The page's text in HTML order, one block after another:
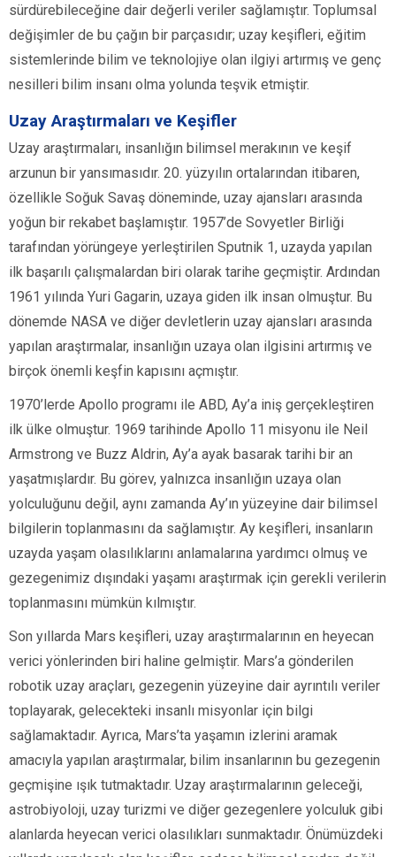
sürdürebileceğine dair değerli veriler sağlamıştır. Toplumsal
değişimler de bu çağın bir parçasıdır; uzay keşifleri, eğitim
sistemlerinde bilim ve teknolojiye olan ilgiyi artırmış ve genç
nesilleri bilim insanı olma yolunda teşvik etmiştir.
Uzay Araştırmaları ve Keşifler
Uzay araştırmaları, insanlığın bilimsel merakının ve keşif
arzunun bir yansımasıdır. 20. yüzyılın ortalarından itibaren,
özellikle Soğuk Savaş döneminde, uzay ajansları arasında
yoğun bir rekabet başlamıştır. 1957’de Sovyetler Birliği
tarafından yörüngeye yerleştirilen Sputnik 1, uzayda yapılan
ilk başarılı çalışmalardan biri olarak tarihe geçmiştir. Ardından
1961 yılında Yuri Gagarin, uzaya giden ilk insan olmuştur. Bu
dönemde NASA ve diğer devletlerin uzay ajansları arasında
yapılan araştırmalar, insanlığın uzaya olan ilgisini artırmış ve
birçok önemli keşfin kapısını açmıştır.
1970’lerde Apollo programı ile ABD, Ay’a iniş gerçekleştiren
ilk ülke olmuştur. 1969 tarihinde Apollo 11 misyonu ile Neil
Armstrong ve Buzz Aldrin, Ay’a ayak basarak tarihi bir an
yaşatmışlardır. Bu görev, yalnızca insanlığın uzaya olan
yolculuğunu değil, aynı zamanda Ay’ın yüzeyine dair bilimsel
bilgilerin toplanmasını da sağlamıştır. Ay keşifleri, insanların
uzayda yaşam olasılıklarını anlamalarına yardımcı olmuş ve
gezegenimiz dışındaki yaşamı araştırmak için gerekli verilerin
toplanmasını mümkün kılmıştır.
Son yıllarda Mars keşifleri, uzay araştırmalarının en heyecan
verici yönlerinden biri haline gelmiştir. Mars’a gönderilen
robotik uzay araçları, gezegenin yüzeyine dair ayrıntılı veriler
toplayarak, gelecekteki insanlı misyonlar için bilgi
sağlamaktadır. Ayrıca, Mars’ta yaşamın izlerini aramak
amacıyla yapılan araştırmalar, bilim insanlarının bu gezegenin
geçmişine ışık tutmaktadır. Uzay araştırmalarının geleceği,
astrobiyoloji, uzay turizmi ve diğer gezegenlere yolculuk gibi
alanlarda heyecan verici olasılıkları sunmaktadır. Önümüzdeki